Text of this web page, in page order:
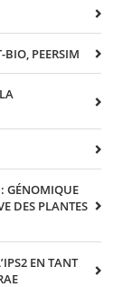
PEERSIM
GÉNOMIQUE
DES PLANTES
EN TANT